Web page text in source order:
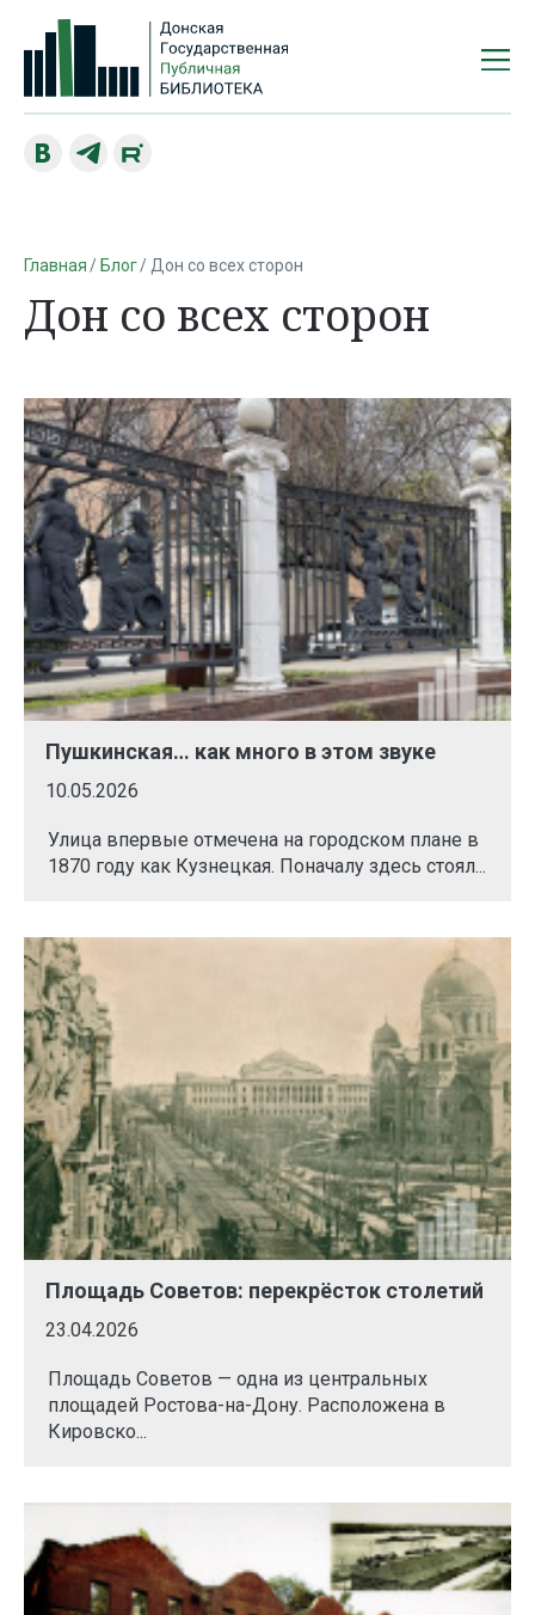
Главная Блог Дон со всех сторон
Дон со всех сторон
Пушкинская… как много в этом звуке
10.05.2026
Улица впервые отмечена на городском плане в
1870 году как Кузнецкая. Поначалу здесь стоял...
Площадь Советов: перекрёсток столетий
23.04.2026
Площадь Советов — одна из центральных
площадей Ростова-на-Дону. Расположена в
Кировско...